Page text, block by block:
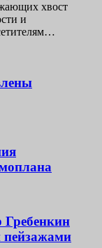
хвост
и
Гребенкин
пейзажами